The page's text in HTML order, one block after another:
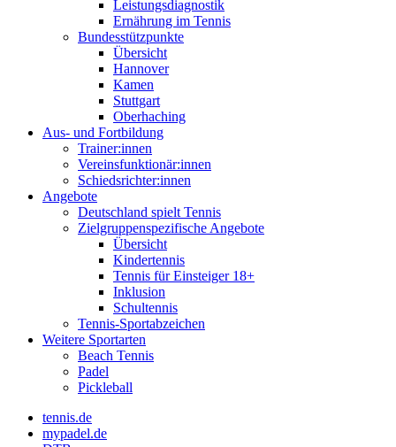
Leistungsdiagnostik
Ernährung im Tennis
Bundesstützpunkte
Übersicht
Hannover
Kamen
Stuttgart
Oberhaching
Aus- und Fortbildung
Trainer:innen
Vereinsfunktionär:innen
Schiedsrichter:innen
Angebote
Deutschland spielt Tennis
Zielgruppenspezifische Angebote
Übersicht
Kindertennis
Tennis für Einsteiger 18+
Inklusion
Schultennis
Tennis-Sportabzeichen
Weitere Sportarten
Beach Tennis
Padel
Pickleball
tennis.de
mypadel.de